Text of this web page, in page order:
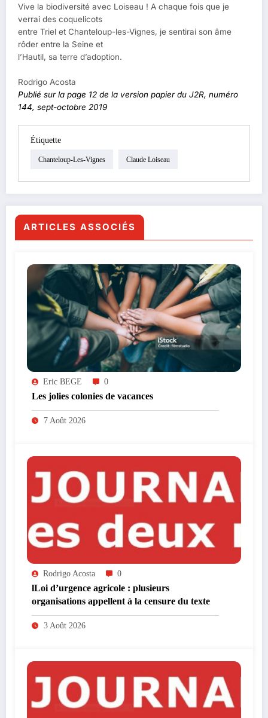
Vive la biodiversité avec Loiseau ! A chaque fois que je
verrai des coquelicots
entre Triel et Chanteloup-les-Vignes, je sentirai son âme
rôder entre la Seine et
l’Hautil, sa terre d’adoption.
Rodrigo Acosta
Publié sur la page 12 de la version papier du J2R, numéro
144, sept-octobre 2019
Étiquette
Chanteloup-Les-Vignes Claude Loiseau
ARTICLES ASSOCIÉS
Eric BEGE 0
Les jolies colonies de vacances
7 Août 2026
Rodrigo Acosta 0
lLoi d’urgence agricole : plusieurs
organisations appellent à la censure du texte
3 Août 2026